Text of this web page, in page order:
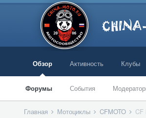
Обзор
Форумы События
Активность Клубы
Главная Мотоциклы CFMOTO CF